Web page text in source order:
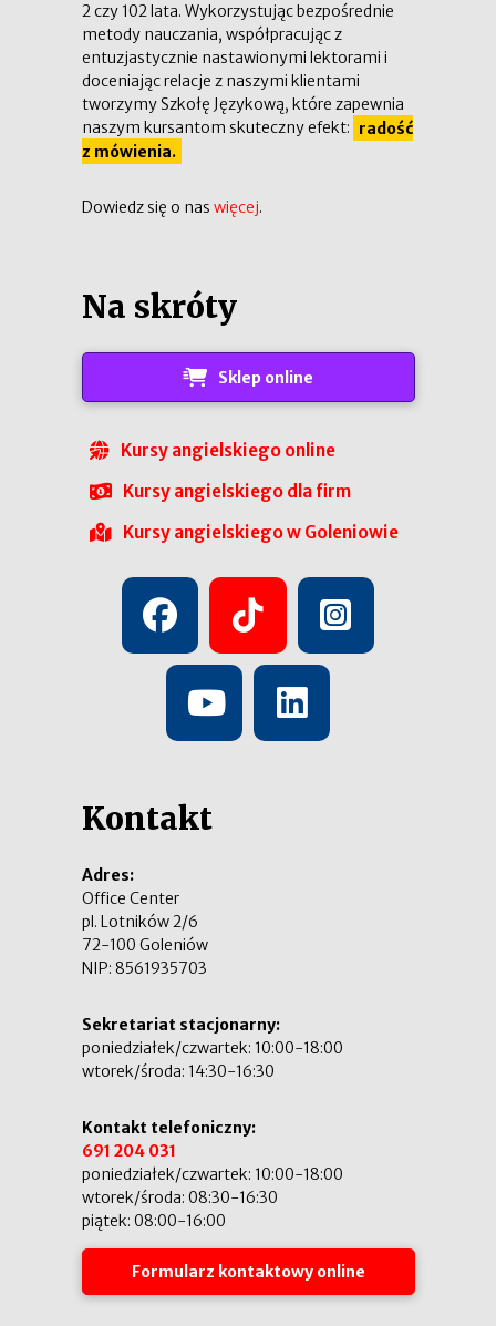
2 czy 102 lata. Wykorzystując bezpośrednie
metody nauczania, współpracując z
entuzjastycznie nastawionymi lektorami i
doceniając relacje z naszymi klientami
tworzymy Szkołę Językową, które zapewnia
naszym kursantom skuteczny efekt: radość
z mówienia.
Dowiedz się o nas więcej.
Na skróty
Sklep online
Kursy angielskiego online
Kursy angielskiego dla firm
Kursy angielskiego w Goleniowie
Kontakt
Adres:
Office Center
pl. Lotników 2/6
72-100 Goleniów
NIP: 8561935703
Sekretariat stacjonarny:
poniedziałek/czwartek: 10:00-18:00
wtorek/środa: 14:30-16:30
Kontakt telefoniczny:
691 204 031
poniedziałek/czwartek: 10:00-18:00
wtorek/środa: 08:30-16:30
piątek: 08:00-16:00
Formularz kontaktowy online